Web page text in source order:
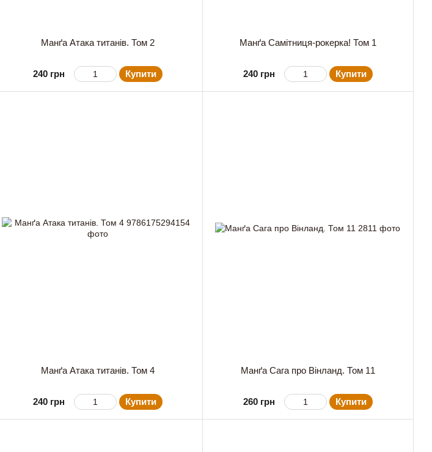
Манґа Атака титанів. Том 2
240 грн Купити
Манґа Самітниця-рокерка! Том 1
240 грн Купити
Манґа Атака титанів. Том 4
240 грн Купити
Манґа Сага про Вінланд. Том 11
260 грн Купити